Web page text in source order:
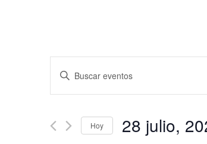
de
búsqueda
vistas
Introduce
palabra
Busca
Hoy 28 julio,